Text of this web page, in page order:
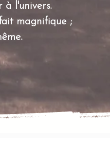
à l'univers.
magnifique ;